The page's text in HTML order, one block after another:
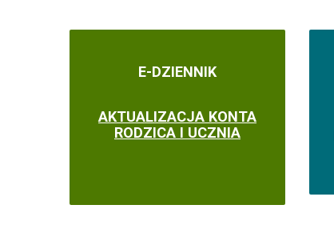
E-DZIENNIK
AKTUALIZACJA KONTA
RODZICA I UCZNIA